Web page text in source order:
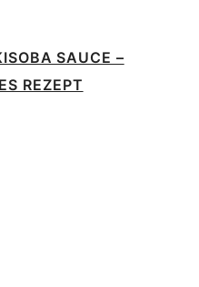
SAUCE –
REZEPT